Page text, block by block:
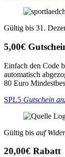
Gültig bis 31.
5,00€
Einfach den Code
automatisch
80 Euro
SPL5 Gutschein
Gültig bis auf
20,00€ Rabatt